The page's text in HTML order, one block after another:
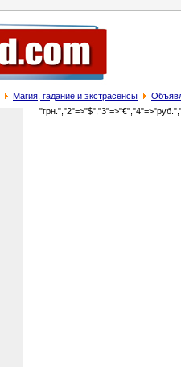
Магия, гадание и экстрасенсы